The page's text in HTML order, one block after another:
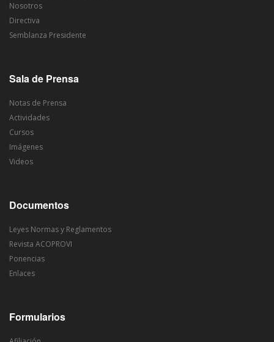
Nosotros
Directiva
Semblanza Presidente
Sala de Prensa
Notas de Prensa
Actividades
Cursos
Imágenes
Videos
Documentos
Leyes Normas y Reglamentos
Revista ACOPROVI
Ponencias
Enlaces
Formularios